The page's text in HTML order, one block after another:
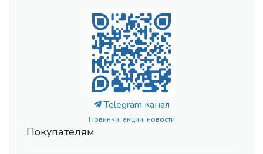
Telegram канал
Новинки, акции, новости
Покупателям